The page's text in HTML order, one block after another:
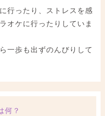
行ったり、ストレスを感
オケに行ったりしていま
一歩も出ずのんびりして
何？